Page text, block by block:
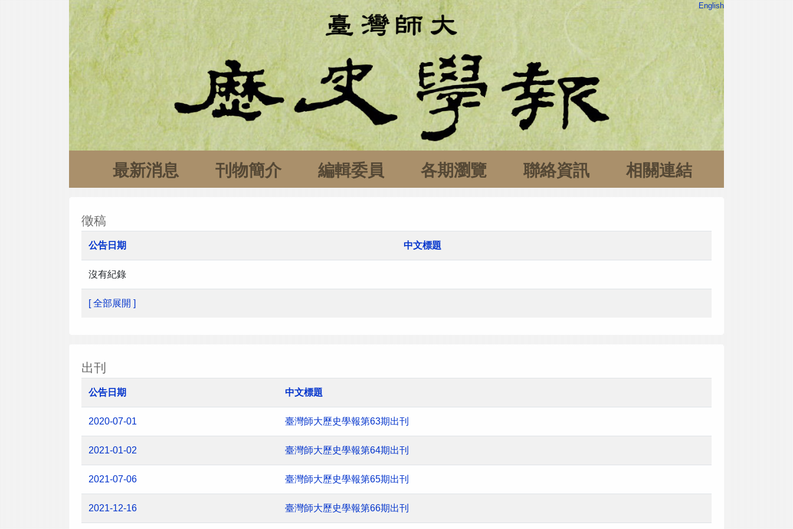
English
最新消息 刊物簡介 編輯委員 各期瀏覽 聯絡資訊 相關連結
徵稿
公告日期 中文標題
沒有紀錄
[ 全部展開 ]
出刊
公告日期 中文標題
2020-07-01 臺灣師大歷史學報第63期出刊
2021-01-02 臺灣師大歷史學報第64期出刊
2021-07-06 臺灣師大歷史學報第65期出刊
2021-12-16 臺灣師大歷史學報第66期出刊